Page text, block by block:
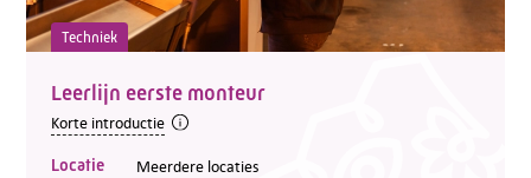
Techniek
Leerlijn eerste monteur
Korte introductie
Locatie Meerdere locaties